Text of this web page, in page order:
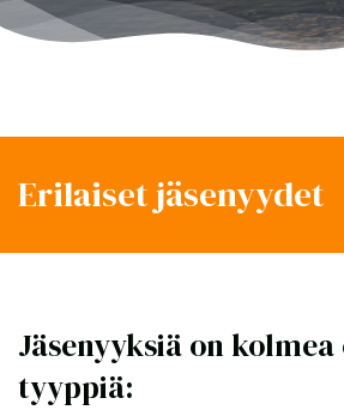
Erilaiset jäsenyydet
Jäsenyyksiä on
tyyppiä: